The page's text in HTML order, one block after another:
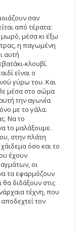
σαν
από τέρατα:
μωρό, μέσα κι έξω
η παγωμένη
αυτή
κλουβί.
είναι ο
γύρω του. Και
μέσα στο σώμα
την αγωνία
με το γάλα.
Να το
το μαλάξουμε.
στην πλάτη
όσο και το
έχουν
οι
τα εφαρμόζουν
διδάξουν στις
τέχνη, που
τον